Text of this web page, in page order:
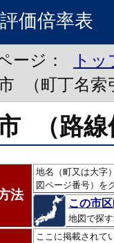
価倍率表
ージ：
ト
（町丁名索
（路線
法
地名（町又は大字
図ページ番号）を
この市
地図で探
ここに掲載されて